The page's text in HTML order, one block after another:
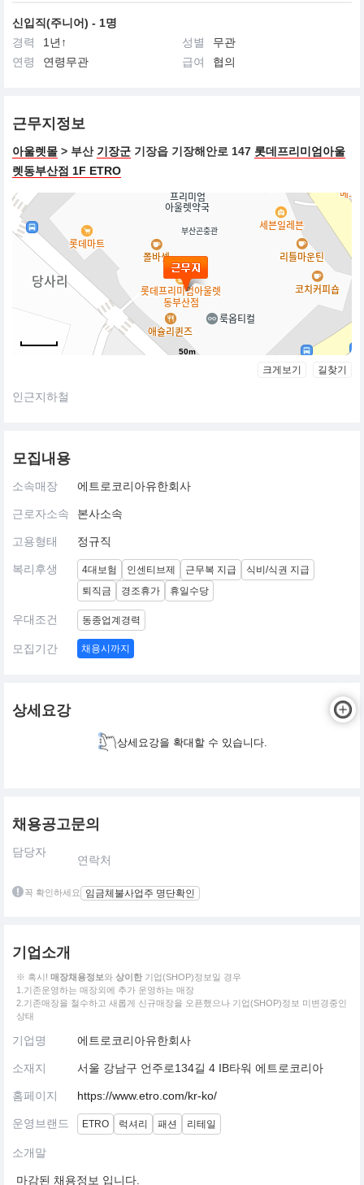
신입직(주니어) - 1명
경력
1년↑ 성별
무관
연령
연령무관 급여 협의
근무지정보
아울렛몰 > 부산 기장군 기장읍 기장해안로 147 롯데프리미엄아울
렛동부산점 1F ETRO
50m
크게보기 길찾기
인근지하철
모집내용
소속매장 에트로코리아유한회사
근로자소속 본사소속
고용형태 정규직
복리후생 4대보험 인센티브제 근무복 지급
식비/식권 지급
퇴직금
경조휴가 휴일수당
우대조건 동종업계경력
모집기간 채용시까지
상세요강
상세요강을 확대할 수 있습니다.
채용공고문의
담당자
연락처
꼭 확인하세요 임금체불사업주 명단확인
기업소개
※ 혹시! 매장채용정보와 상이한 기업(SHOP)정보일 경우
1.기존운영하는 매장외에 추가 운영하는 매장
2.기존매장을 철수하고 새롭게 신규매장을 오픈했으나 기업(SHOP)정보 미변경중인
상태
기업명 에트로코리아유한회사
소재지 서울 강남구 언주로134길 4 IB타워 에트로코리아
홈페이지 https://www.etro.com/kr-ko/
운영브랜드 ETRO 럭셔리 패션 리테일
소개말
마감된 채용정보 입니다.